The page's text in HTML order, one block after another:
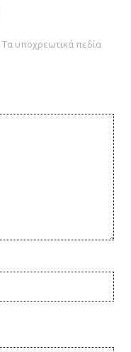
Τα υποχρεωτικά πεδία